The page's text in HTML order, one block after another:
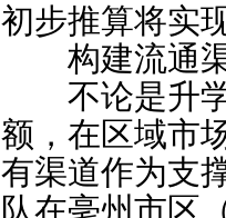
初步推算将实
构建流通渠
不论是升学
额，在区域市
有渠道作为支
队在亳州市区